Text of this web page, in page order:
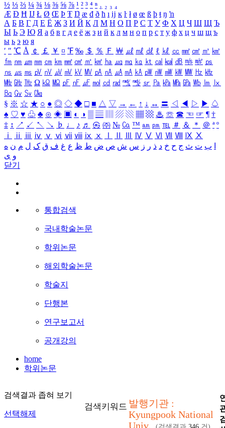
½ ⅓ ⅔ ¼ ¾ ⅛ ⅜ ⅝ ⅞ ¹ ² ³ ⁴ ⁿ ₁ ₂ ₃ ₄
Æ Ð Ħ Ĳ Ł Ø Œ Þ Ŧ Ŋ æ đ ð ħ ı ĳ ĸ ŀ ł ø œ ß þ ŧ ŋ ŉ
А Б В Г Д Е Ё Ж З И Й К Л М Н О П Р С Т У Ф Х Ц Ч Ш Щ Ъ
Ы Ь Э Ю Я а б в г д е ё ж з и й к л м н о п р с т у ф х ц ч ш щ ъ
ы ь э ю я
′ ″ ℃ Å ￠ ￡ ￥ ¤ ℉ ‰ ＄ ％ Ｆ ￦ ㎕ ㎖ ㎗ ℓ ㎘ ㏄ ㎣ ㎤ ㎥ ㎦
㎙ ㎚ ㎛ ㎜ ㎝ ㎞ ㎟ ㎠ ㎡ ㎢ ㏊ ㎍ ㎎ ㎏ ㏏ ㎈ ㎉ ㏈ ㎧ ㎨ ㎰
㎱ ㎲ ㎳ ㎴ ㎵ ㎶ ㎷ ㎸ ㎹ ㎀ ㎁ ㎂ ㎃ ㎄ ㎺ ㎻ ㎽ ㎾ ㎿ ㎐ ㎑
㎒ ㎓ ㎔ Ω ㏀ ㏁ ㎊ ㎋ ㎌ ㏖ ㏅ ㎭ ㎮ ㎯ ㏛ ㎩ ㎪ ㎫ ㎬ ㏝ ㏐
㏓
㏃ ㏉ ㏜ ㏆
§ ※ ☆ ★ ○ ● ◎ ◇ ◆ □ ■ △ ▽ → ← ↑ ↓ ↔ 〓 ◁ ◀ ▷ ▶ ♤
♠ ♡ ♥ ♧ ♣ ⊙ ◈ ▣ ◐ ◑ ▒ ▤ ▨ ▧ ▦ ▩ ♨ ☏ ☎ ☜ ☞ ¶ †
‡ ↕ ↗ ↙ ↖ ↘ ♭ ♩ ♪ ♬ ㉿ ㈜ № ㏇ ™ ㏂ ㏘ ℡ ＃ ＆ ＊ ＠ ª º
ⅰ
ⅱ ⅲ ⅳ ⅴ ⅵ ⅶ ⅷ ⅸ ⅹ Ⅳ Ⅴ Ⅵ Ⅶ Ⅷ Ⅸ Ⅹ
ب ت ث ج ح خ د ذ ر ز س ش ص ض ط ظ ع غ ف ق ک ل م ن ه
و ی
닫기
통합검색
국내학술논문
학위논문
해외학술논문
학술지
단행본
연구보고서
공개강의
home
학위논문
검색결과 좁혀 보기
선택해제
검색키워드 발행기관 :
Kyungpook National
Univ.